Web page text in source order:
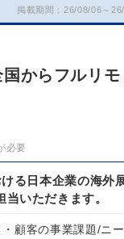
掲載期間：26/08/06～
からフルリモ
必要
る日本企業の海外
いただきます。
顧客の事業課題/ニー